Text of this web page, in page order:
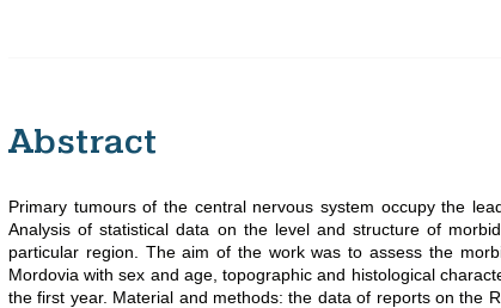
Abstract
Primary tumours of the central nervous system occupy the
Analysis of statistical data on the level and structure of
particular region. The aim of the work was to assess the
Mordovia with sex and age, topographic and histological
the first year. Material and methods: the data of reports on the